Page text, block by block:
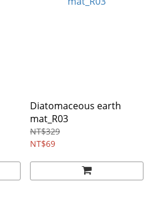
Diatomaceous earth
mat_R03
NT$329
NT$69